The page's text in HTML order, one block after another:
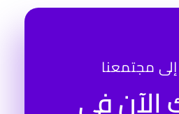
مجتمعنا
الآن في